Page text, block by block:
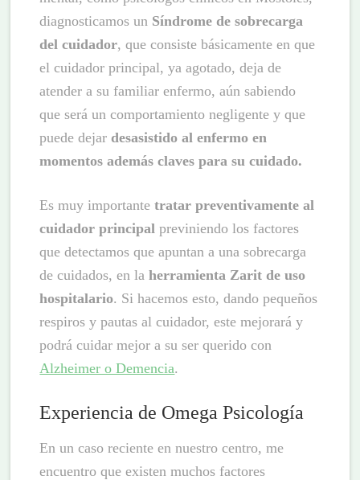
diagnosticamos un Síndrome de sobrecarga
del cuidador, que consiste básicamente en que
el cuidador principal, ya agotado, deja de
atender a su familiar enfermo, aún sabiendo
que será un comportamiento negligente y que
puede dejardesasistido al enfermo en
momentos además claves para su cuidado.
Es muy importantetratar preventivamente al
cuidador principal previniendo los factores
que detectamos que apuntan a una sobrecarga
de cuidados, en la herramienta Zarit de uso
hospitalario. Si hacemos esto, dando pequeños
respiros y pautas al cuidador, este mejorará y
podrá cuidar mejor a su ser querido con
Alzheimer o Demencia.
Experiencia de Omega Psicología
En un caso reciente en nuestro centro, me
encuentro que existen muchos factores